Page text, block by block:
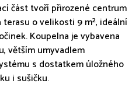
část tvoří přirozené centrum
o velikosti 9 m², ideální
Koupelna je vybavena
větším umyvadlem
s dostatkem úložného
i sušičku.